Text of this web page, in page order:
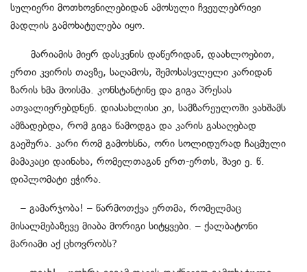
სულიერი მოთხოვნილებიდან ამოსული ჩვეულებრივი
მადლის გამოხატულება იყო.
მარიამის მიერ დასკვნის დაწერიდან, დაახლოებით,
ერთი კვირის თავზე, საღამოს, შემოსასვლელი კარიდან
ზარის ხმა მოისმა. კონსტანტინე და გიგა პრესას
ათვალიერებდნენ. დიასახლისი კი, სამზარეულოში ვახშამს
ამზადებდა, რომ გიგა წამოდგა და კარის გასაღებად
გაეშურა. კარი რომ გამოხსნა, ორი სოლიდურად ჩაცმული
მამაკაცი დაინახა, რომელთაგან ერთ-ერთს, შავი ე. წ.
დიპლომატი ეჭირა.
– გამარჯობა! – წარმოთქვა ერთმა, რომელმაც
მისალმებაზევე მიაბა მორიგი სიტყვები. – ქალბატონი
მარიამი აქ ცხოვრობს?